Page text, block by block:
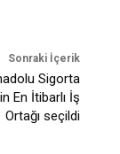
Sonraki İçerik
Sigorta
En İtibarlı İş
Ortağı seçildi